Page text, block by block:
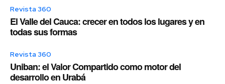
Revista 360
El Valle del Cauca: crecer en todos los lugares y en
todas sus formas
Revista 360
Uniban: el Valor Compartido como motor del
desarrollo en Urabá